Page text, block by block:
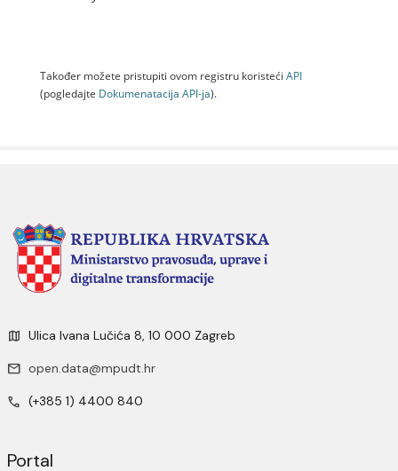
Također možete pristupiti ovom registru koristeći API
(pogledajte Dokumenаtаcijа API-jа).